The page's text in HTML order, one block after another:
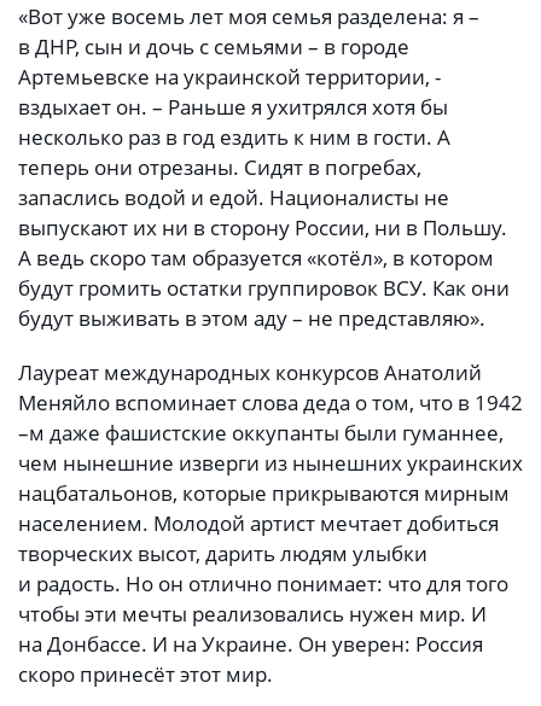
«Вот уже восемь лет моя семья разделена: я –
в ДНР, сын и дочь с семьями – в городе
Артемьевске на украинской территории, -
вздыхает он. – Раньше я ухитрялся хотя бы
несколько раз в год ездить к ним в гости. А
теперь они отрезаны. Сидят в погребах,
запаслись водой и едой. Националисты не
выпускают их ни в сторону России, ни в Польшу.
А ведь скоро там образуется «котёл», в котором
будут громить остатки группировок ВСУ. Как они
будут выживать в этом аду – не представляю».
Лауреат международных конкурсов Анатолий
Меняйло вспоминает слова деда о том, что в 1942
–м даже фашистские оккупанты были гуманнее,
чем нынешние изверги из нынешних украинских
нацбатальонов, которые прикрываются мирным
населением. Молодой артист мечтает добиться
творческих высот, дарить людям улыбки
и радость. Но он отлично понимает: что для того
чтобы эти мечты реализовались нужен мир. И
на Донбассе. И на Украине. Он уверен: Россия
скоро принесёт этот мир.